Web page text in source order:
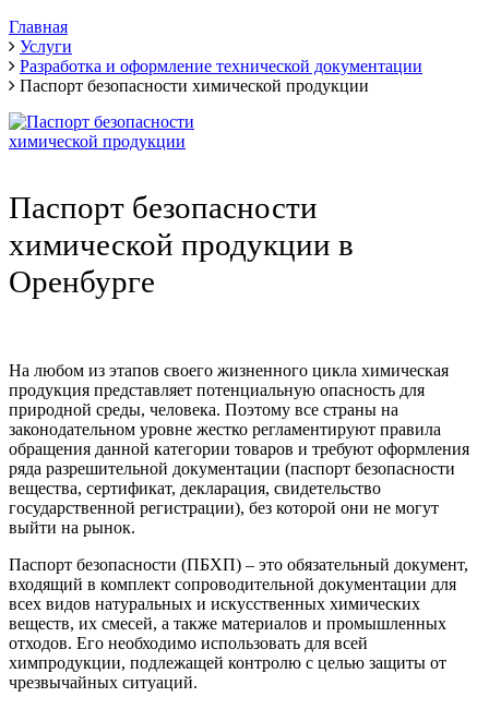
Главная
Услуги
Разработка и оформление технической документации
Паспорт безопасности химической продукции
Паспорт безопасности
химической продукции в
Оренбурге
На любом из этапов своего жизненного цикла химическая
продукция представляет потенциальную опасность для
природной среды, человека. Поэтому все страны на
законодательном уровне жестко регламентируют правила
обращения данной категории товаров и требуют оформления
ряда разрешительной документации (паспорт безопасности
вещества, сертификат, декларация, свидетельство
государственной регистрации), без которой они не могут
выйти на рынок.
Паспорт безопасности (ПБХП) – это обязательный документ,
входящий в комплект сопроводительной документации для
всех видов натуральных и искусственных химических
веществ, их смесей, а также материалов и промышленных
отходов. Его необходимо использовать для всей
химпродукции, подлежащей контролю с целью защиты от
чрезвычайных ситуаций.